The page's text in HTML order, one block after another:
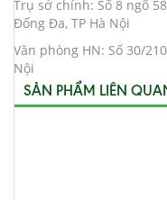
Trụ sở chính: Số 8 ngõ
Đống Đa, TP Hà Nội
Văn phòng HN: Số 30/
Nội
SẢN PHẨM LIÊN